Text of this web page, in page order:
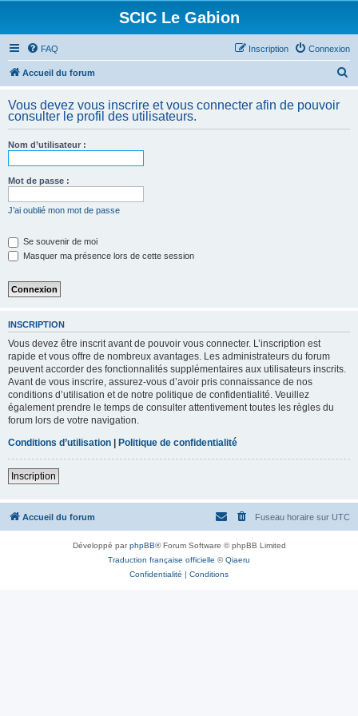
SCIC Le Gabion
FAQ Connexion
Inscription
Accueil du forum
h
Vous devez vous inscrire et vous connecter afin de pouvoir
consulter le profil des utilisateurs.
Nom d’utilisateur :
Mot de passe :
J’ai oublié mon mot de passe
Se souvenir de moi
Masquer ma présence lors de cette session
INSCRIPTION
Vous devez être inscrit avant de pouvoir vous connecter. L’inscription est
rapide et vous offre de nombreux avantages. Les administrateurs du forum
peuvent accorder des fonctionnalités supplémentaires aux utilisateurs inscrits.
Avant de vous inscrire, assurez-vous d’avoir pris connaissance de nos
conditions d’utilisation et de notre politique de confidentialité. Veuillez
également prendre le temps de consulter attentivement toutes les règles du
forum lors de votre navigation.
Conditions d’utilisation | Politique de confidentialité
Inscription
Accueil du forum Fuseau horaire sur UTC
Développé parphpBB® Forum Software © phpBB Limited
Traduction française officielle ©Qiaeru
Confidentialité | Conditions